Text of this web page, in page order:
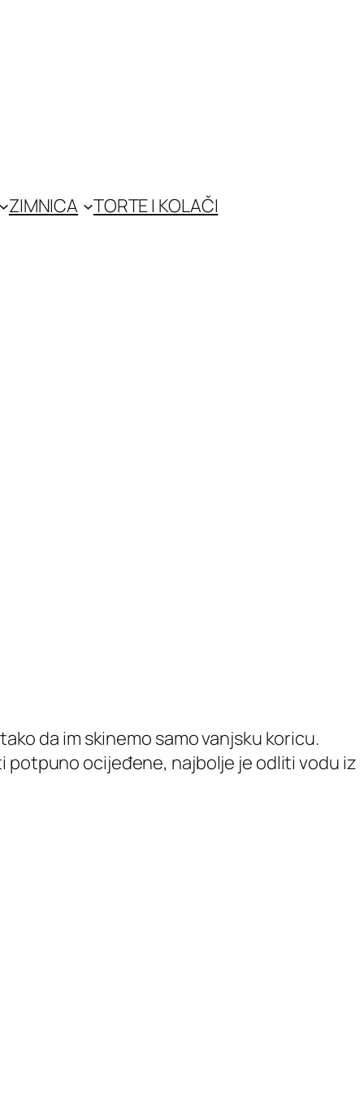
ZIMNICA
TORTE I KOLAČI
da im skinemo samo vanjsku koricu.
potpuno ocijeđene, najbolje je odliti vodu iz